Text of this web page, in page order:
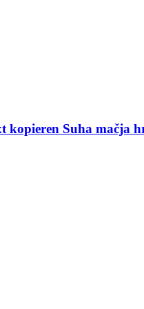
kopieren Suha mačja